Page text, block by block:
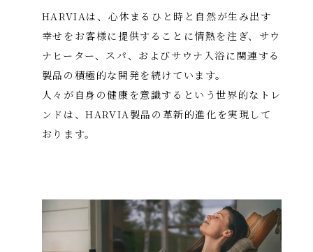
HARVIAは、心休まるひと時と自然が生み出す
幸せをお客様に提供することに情熱を注ぎ、 サウ
ナヒーター、スパ、およびサウナ入浴に関連する
製品の積極的な開発を続けています。
人々が自身の健康を意識するという世界的なトレ
ンドは、HARVIA製品の革新的進化を実現して
おります。